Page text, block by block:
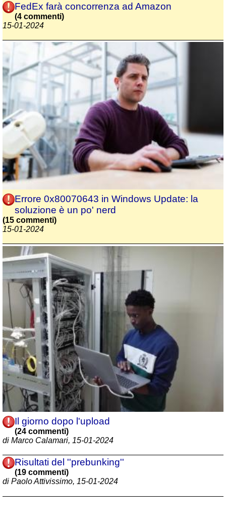
FedEx farà concorrenza ad Amazon
(4 commenti)
15-01-2024
Errore 0x80070643 in Windows Update: la
soluzione è un po' nerd
(15 commenti)
15-01-2024
Il giorno dopo l'upload
(24 commenti)
di Marco Calamari, 15-01-2024
Risultati del ''prebunking''
(19 commenti)
di Paolo Attivissimo, 15-01-2024